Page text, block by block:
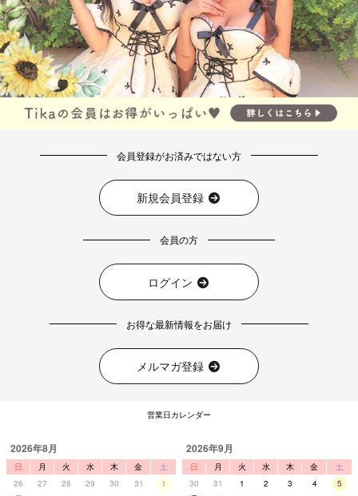
会員登録がお済みではない方
新規会員登録
会員の方
ログイン
お得な最新情報をお届け
メルマガ登録
営業日カレンダー
2026年8月
日 月 火 水 木 金
土
26
27 28 29 30 31
1
2026年9月
日 月 火 水 木 金
土
30
31 1 2 3 4
5